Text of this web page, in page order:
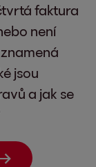
faktura
není
jsou
a jak se